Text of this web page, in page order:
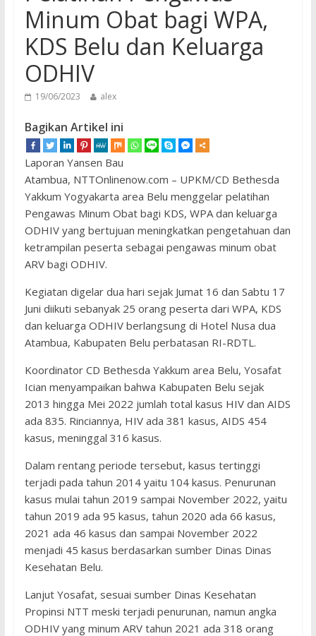
Minum Obat bagi WPA,
KDS Belu dan Keluarga
ODHIV
19/06/2023 alex
Bagikan Artikel ini
Laporan Yansen Bau
Atambua, NTTOnlinenow.com – UPKM/CD Bethesda
Yakkum Yogyakarta area Belu menggelar pelatihan
Pengawas Minum Obat bagi KDS, WPA dan keluarga
ODHIV yang bertujuan meningkatkan pengetahuan dan
ketrampilan peserta sebagai pengawas minum obat
ARV bagi ODHIV.
Kegiatan digelar dua hari sejak Jumat 16 dan Sabtu 17
Juni diikuti sebanyak 25 orang peserta dari WPA, KDS
dan keluarga ODHIV berlangsung di Hotel Nusa dua
Atambua, Kabupaten Belu perbatasan RI-RDTL.
Koordinator CD Bethesda Yakkum area Belu, Yosafat
Ician menyampaikan bahwa Kabupaten Belu sejak
2013 hingga Mei 2022 jumlah total kasus HIV dan AIDS
ada 835. Rinciannya, HIV ada 381 kasus, AIDS 454
kasus, meninggal 316 kasus.
Dalam rentang periode tersebut, kasus tertinggi
terjadi pada tahun 2014 yaitu 104 kasus. Penurunan
kasus mulai tahun 2019 sampai November 2022, yaitu
tahun 2019 ada 95 kasus, tahun 2020 ada 66 kasus,
2021 ada 46 kasus dan sampai November 2022
menjadi 45 kasus berdasarkan sumber Dinas Dinas
Kesehatan Belu.
Lanjut Yosafat, sesuai sumber Dinas Kesehatan
Propinsi NTT meski terjadi penurunan, namun angka
ODHIV yang minum ARV tahun 2021 ada 318 orang